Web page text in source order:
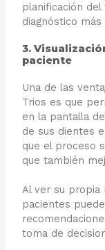
planificación
diagnóstico
3.
paciente
Una de las
Trios es que
en la pantalla
de sus dientes
que el proceso
que también
Al ver su propia
pacientes
toma de